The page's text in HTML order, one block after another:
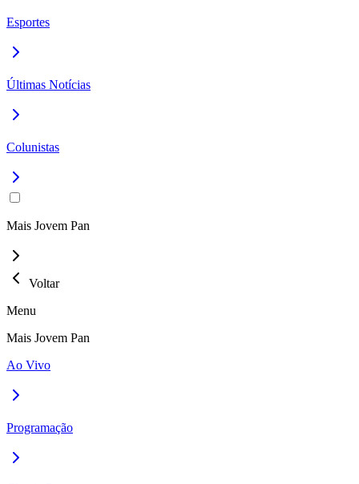
Esportes
Últimas Notícias
Colunistas
Mais Jovem Pan
Voltar
Menu
Mais Jovem Pan
Ao Vivo
Programação